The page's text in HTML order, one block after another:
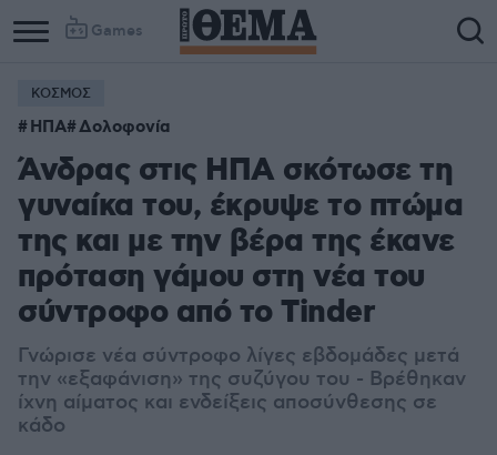
Games
ΚΟΣΜΟΣ
ΗΠΑ Δολοφονία
Άνδρας στις ΗΠΑ σκότωσε τη
γυναίκα του, έκρυψε το πτώμα
της και με την βέρα της έκανε
πρόταση γάμου στη νέα του
σύντροφο από το Tinder
Γνώρισε νέα σύντροφο λίγες εβδομάδες μετά
την «εξαφάνιση» της συζύγου του - Βρέθηκαν
ίχνη αίματος και ενδείξεις αποσύνθεσης σε
κάδο